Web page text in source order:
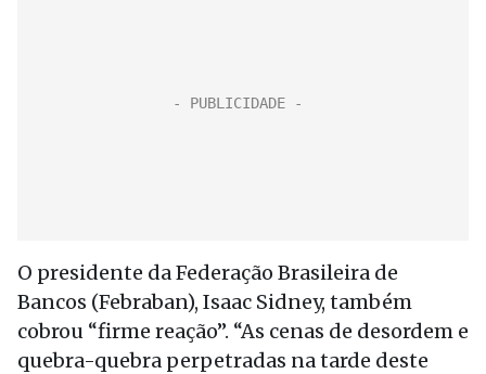
O presidente da Federação Brasileira de
Bancos (Febraban), Isaac Sidney, também
cobrou “firme reação”. “As cenas de desordem e
quebra-quebra perpetradas na tarde deste